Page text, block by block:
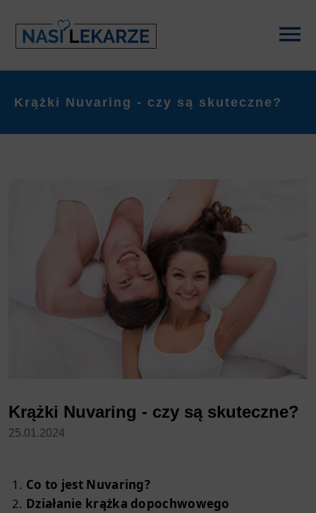
Krążki Nuvaring - czy są skuteczne?
Krążki Nuvaring - czy są skuteczne?
25.01.2024
Co to jest Nuvaring?
Działanie krążka dopochwowego